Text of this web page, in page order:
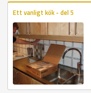
Ett vanligt kök - del 5